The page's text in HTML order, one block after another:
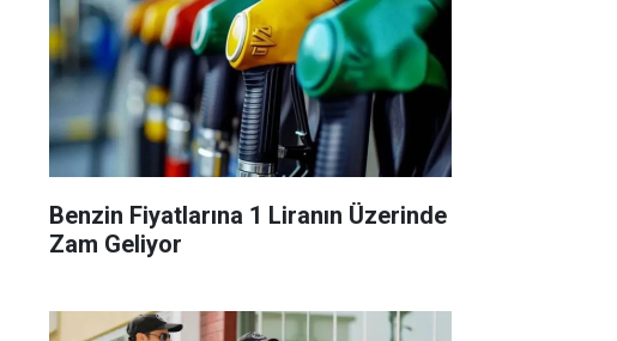
Benzin Fiyatlarına 1 Liranın Üzerinde
Zam Geliyor